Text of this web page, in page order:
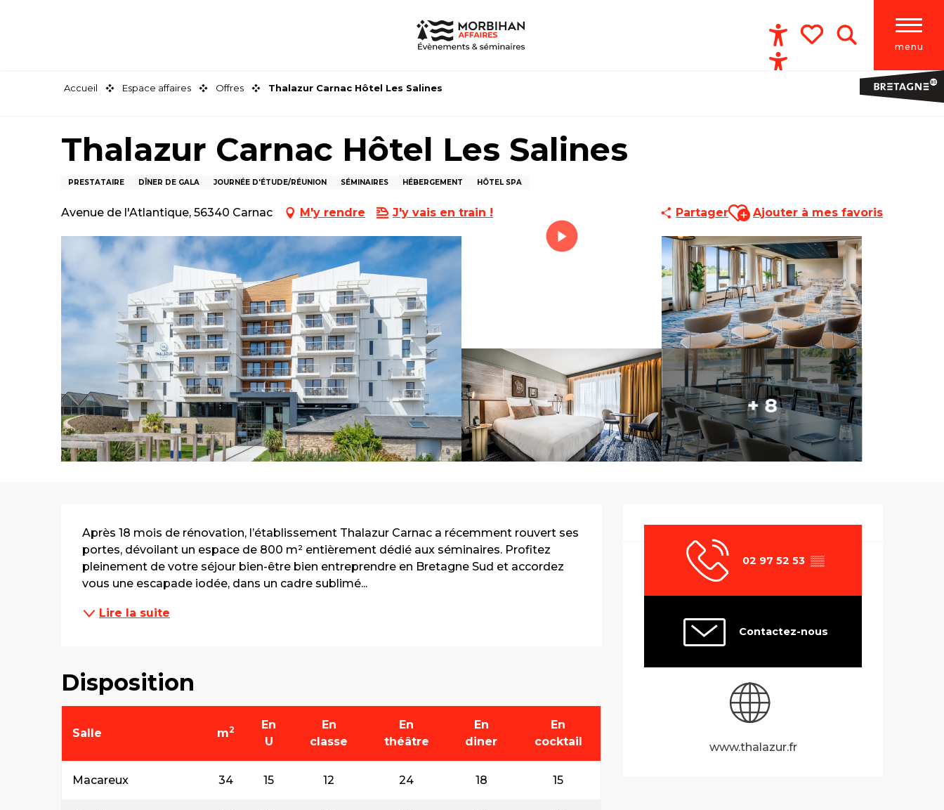
menu
Accessibilité
Accueil Espace affaires Offres Thalazur Carnac Hôtel Les Salines
Thalazur Carnac Hôtel Les Salines
PRESTATAIRE DÎNER DE GALA JOURNÉE D'ÉTUDE/RÉUNION SÉMINAIRES HÉBERGEMENT HÔTEL SPA
Avenue de l'Atlantique, 56340 Carnac M'y rendre J'y vais en train ! PartagerAjouter aux favoris
Ajouter à mes favoris
+ 8
Ouverture et
02 97 52 53 ▒▒
Contactez-nous
www.thalazur.fr
Description
Après 18 mois de rénovation, l’établissement Thalazur Carnac a récemment rouvert ses
portes, dévoilant un espace de 800 m² entièrement dédié aux séminaires. Profitez
pleinement de votre séjour bien-être bien entreprendre en Bretagne Sud et accordez
vous une escapade iodée, dans un cadre sublimé...
Lire la suite
Disposition
Salle m2
En
U
En
classe
En
théâtre
En
diner
En
cocktail
Macareux 34 15 12 24 18 15